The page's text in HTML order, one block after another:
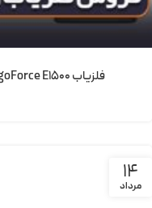
فلزیاب AlgoForce E1500 استرالیا | بررسی کامل و مشخصات
14
مرداد